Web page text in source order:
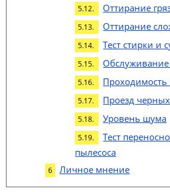
Оттирание
Оттирание
Тест стирки и
Обслуживание
Проходимость
Проезд
Уровень шума
Тест
пылесоса
Личное мнение